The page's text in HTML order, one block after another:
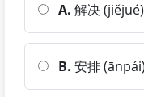
A. 解决 (jiějué)
B. 安排